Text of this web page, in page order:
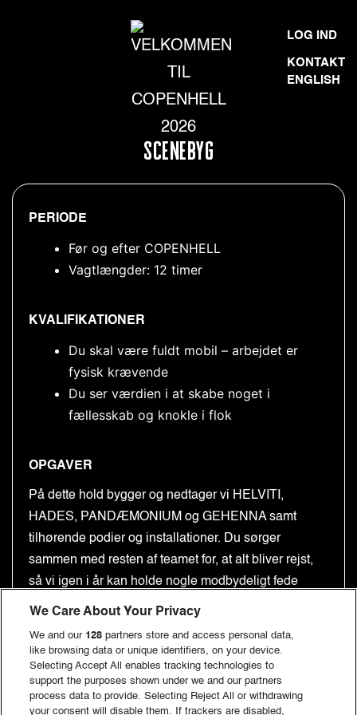
VELKOMMEN
LOG IND
KONTAKT
ENGLISH
SCENEBYG
PERIODE
Før og efter COPENHELL
Vagtlængder: 12 timer
KVALIFIKATIONER
Du skal være fuldt mobil – arbejdet er
fysisk krævende
Du ser værdien i at skabe noget i
fællesskab og knokle i flok
OPGAVER
På dette hold bygger og nedtager vi HELVITI,
HADES, PANDÆMONIUM og GEHENNA samt
tilhørende podier og installationer. Du sørger
sammen med resten af teamet for, at alt bliver rejst,
så vi igen i år kan holde nogle modbydeligt fede
koncerter!!
Det er ikke kedeligt, og du kommer ikke til at stå
stille. Det er hårdt, men virkeligt tilfredsstillende
arbejde!!
Når festivalen er slut, skal scenerne selvfølgelig ned
We Care About Your Privacy
We and our 128 partners store and access personal data,
like browsing data or unique identifiers, on your device.
Selecting Accept All enables tracking technologies to
support the purposes shown under we and our partners
process data to provide. Selecting Reject All or withdrawing
your consent will disable them. If trackers are disabled,